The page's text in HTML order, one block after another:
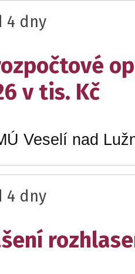
4 dny
v tis. Kč
Veselí nad
4 dny